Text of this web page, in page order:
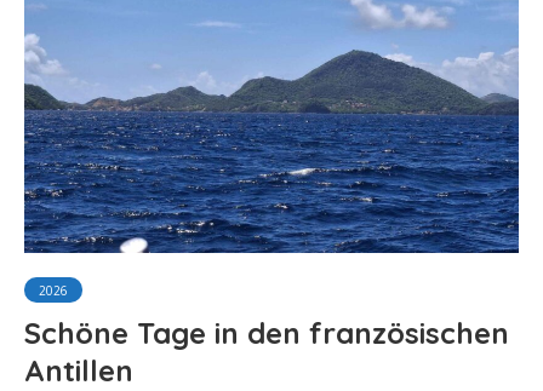
2026
Schöne Tage in den französischen
Antillen